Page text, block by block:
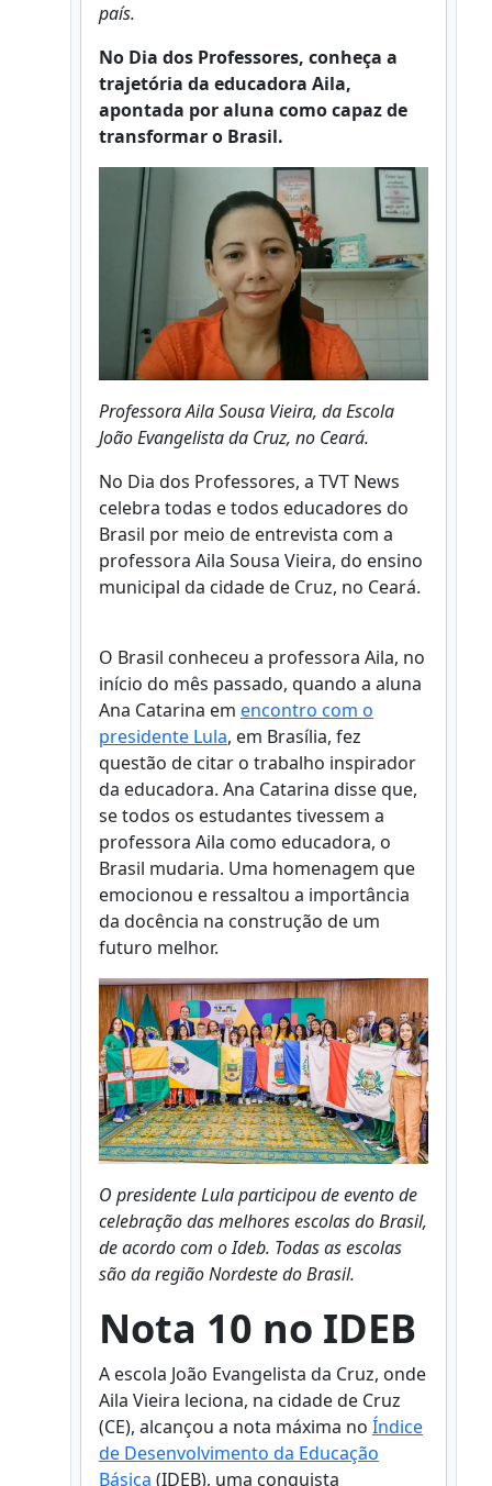
país.
No Dia dos Professores, conheça a
trajetória da educadora Aila,
apontada por aluna como capaz de
transformar o Brasil.
Professora Aila Sousa Vieira, da Escola
João Evangelista da Cruz, no Ceará.
No Dia dos Professores, a TVT News
celebra todas e todos educadores do
Brasil por meio de entrevista com a
professora Aila Sousa Vieira, do ensino
municipal da cidade de Cruz, no Ceará.
O Brasil conheceu a professora Aila, no
início do mês passado, quando a aluna
Ana Catarina em encontro com o
presidente Lula, em Brasília, fez
questão de citar o trabalho inspirador
da educadora. Ana Catarina disse que,
se todos os estudantes tivessem a
professora Aila como educadora, o
Brasil mudaria. Uma homenagem que
emocionou e ressaltou a importância
da docência na construção de um
futuro melhor.
O presidente Lula participou de evento de
celebração das melhores escolas do Brasil,
de acordo com o Ideb. Todas as escolas
são da região Nordeste do Brasil.
Nota 10 no IDEB
A escola João Evangelista da Cruz, onde
Aila Vieira leciona, na cidade de Cruz
(CE), alcançou a nota máxima no Índice
de Desenvolvimento da Educação
Básica (IDEB), uma conquista